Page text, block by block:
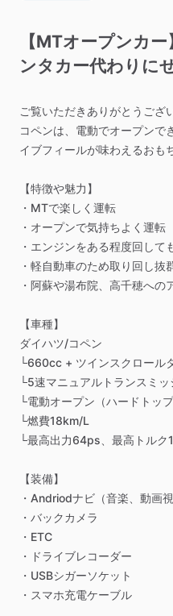
【MTオープンカ
ンタカー代わりに
ご覧いただきありがとうござ
コペンは、電動でオープンで
イブフィールが味わえるおも
【特徴や魅力】
・MTで楽しく運転
・オープンで気持ちよく運転
・エンジンをある程度回して
・軽自動車のため取り回し抜
・阿蘇や湯布院、高千穂への
【車種】
ダイハツ​/​コペン
└660cc + ツインスクロール
└5速マニュアルトランスミッ
└電動オープン（ハードトップ
└燃費18km​/​L
└最高出力64ps、最高トルク
【装備】
・Andriodナビ（音楽、動画視
・バックカメラ
・ETC
・ドライブレコーダー
・USBシガーソケット
・スマホ充電ケーブル